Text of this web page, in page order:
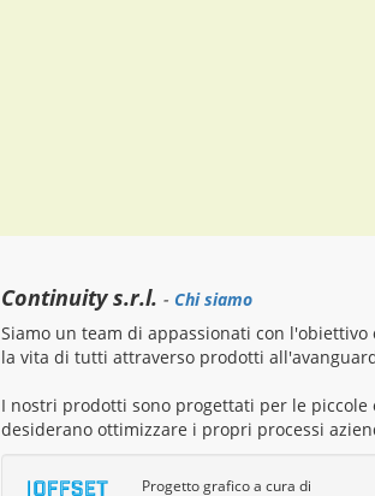
Continuity s.r.l. - Chi siamo
Siamo un team di appassionati con
la vita di tutti attraverso prodotti
I nostri prodotti sono progettati per le piccole
desiderano ottimizzare i propri processi
Progetto grafico a cura di